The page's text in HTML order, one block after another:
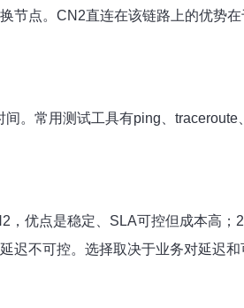
节点。CN2直连在该链路上的优势
。常用测试工具有ping、
优点是稳定、SLA可控但成本高
不可控。选择取决于业务对延迟和